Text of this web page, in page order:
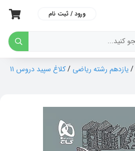
ورود / ثبت نام
/یازدهم رشته ریاضی /
کلاغ سپید دروس 11